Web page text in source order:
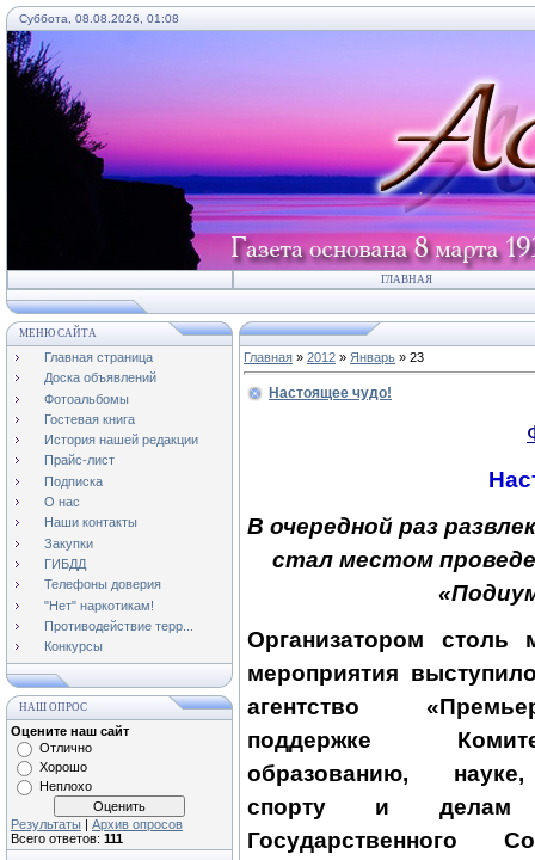
Суббота, 08.08.2026, 01:08
ГЛАВНАЯ
МЕНЮ САЙТА
Главная страница
Доска объявлений
Фотоальбомы
Гостевая книга
История нашей редакции
Прайс-лист
Подписка
О нас
Наши контакты
Закупки
ГИБДД
Телефоны доверия
"Нет" наркотикам!
Противодействие терр...
Конкурсы
НАШ ОПРОС
Оцените наш сайт
Отлично
Хорошо
Неплохо
Результаты | Архив опросов
Всего ответов: 111
Главная » 2012 » Январь » 23
Настоящее чудо!
В очередной раз
стал местом
Организатором столь
мероприятия
агентство
поддержке
образованию,
спорту и делам
Государственного